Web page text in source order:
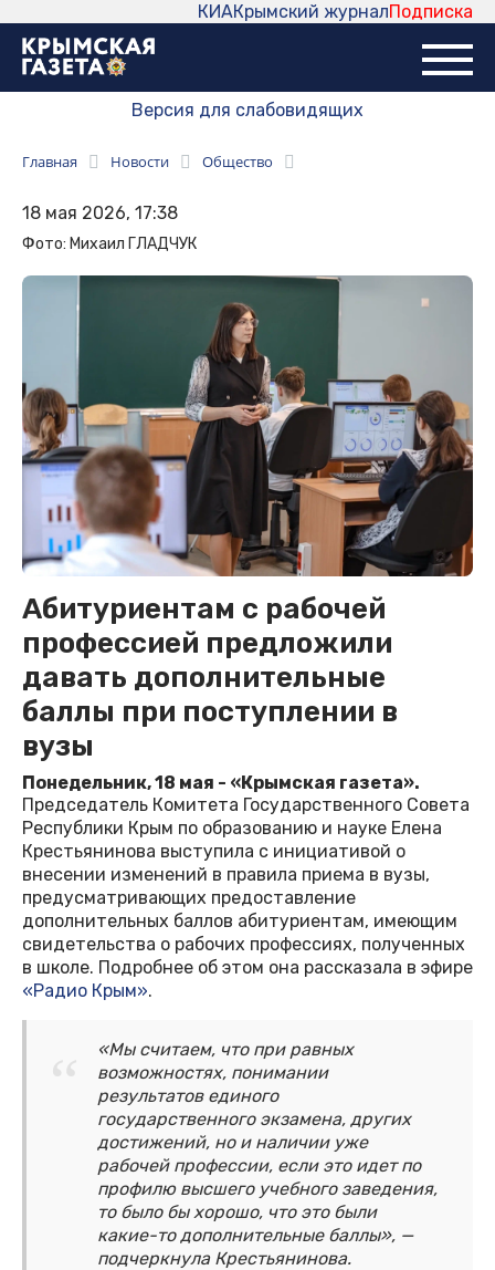
Подписка
Крымский журнал
КИА
Версия для слабовидящих
Главная Новости Общество
18 мая 2026, 17:38
Фото: Михаил ГЛАДЧУК
Абитуриентам с рабочей
профессией предложили
давать дополнительные
баллы при поступлении в
вузы
Понедельник, 18 мая - «Крымская газета».
Председатель Комитета Государственного Совета
Республики Крым по образованию и науке Елена
Крестьянинова выступила с инициативой о
внесении изменений в правила приема в вузы,
предусматривающих предоставление
дополнительных баллов абитуриентам, имеющим
свидетельства о рабочих профессиях, полученных
в школе. Подробнее об этом она рассказала в эфире
«Радио Крым».
«Мы считаем, что при равных
возможностях, понимании
результатов единого
государственного экзамена, других
достижений, но и наличии уже
рабочей профессии, если это идет по
профилю высшего учебного заведения,
то было бы хорошо, что это были
какие-то дополнительные баллы», —
подчеркнула Крестьянинова.